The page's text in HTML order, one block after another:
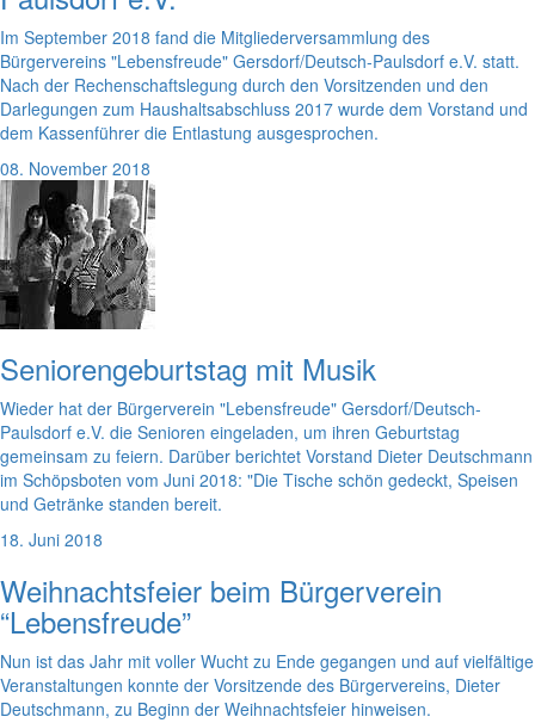
Im September 2018 fand die Mitgliederversammlung des
Bürgervereins "Lebensfreude" Gersdorf/Deutsch-Paulsdorf e.V. statt.
Nach der Rechenschaftslegung durch den Vorsitzenden und den
Darlegungen zum Haushaltsabschluss 2017 wurde dem Vorstand und
dem Kassenführer die Entlastung ausgesprochen.
08. November 2018
Seniorengeburtstag mit Musik
Wieder hat der Bürgerverein "Lebensfreude" Gersdorf/Deutsch-
Paulsdorf e.V. die Senioren eingeladen, um ihren Geburtstag
gemeinsam zu feiern. Darüber berichtet Vorstand Dieter Deutschmann
im Schöpsboten vom Juni 2018: "Die Tische schön gedeckt, Speisen
und Getränke standen bereit.
18. Juni 2018
Weihnachtsfeier beim Bürgerverein
“Lebensfreude”
Nun ist das Jahr mit voller Wucht zu Ende gegangen und auf vielfältige
Veranstaltungen konnte der Vorsitzende des Bürgervereins, Dieter
Deutschmann, zu Beginn der Weihnachtsfeier hinweisen.